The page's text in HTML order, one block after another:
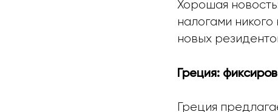
Хорошая
налогами
новых
Греция:
Греция